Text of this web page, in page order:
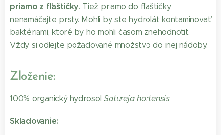
priamo z fľaštičky. Tiež priamo do fľaštičky
nenamáčajte prsty. Mohli by ste hydrolát kontaminovať
baktériami, ktoré by ho mohli časom znehodnotiť.
Vždy si odlejte požadované množstvo do inej nádoby.
Zloženie:
100% organický hydrosolSatureja hortensis
Skladovanie: